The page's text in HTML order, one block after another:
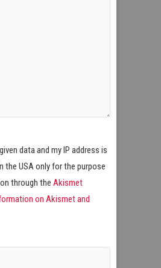
data and my IP address is
the USA only for the purpose
through the Akismet
on Akismet and